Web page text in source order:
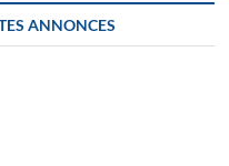
ANNONCES